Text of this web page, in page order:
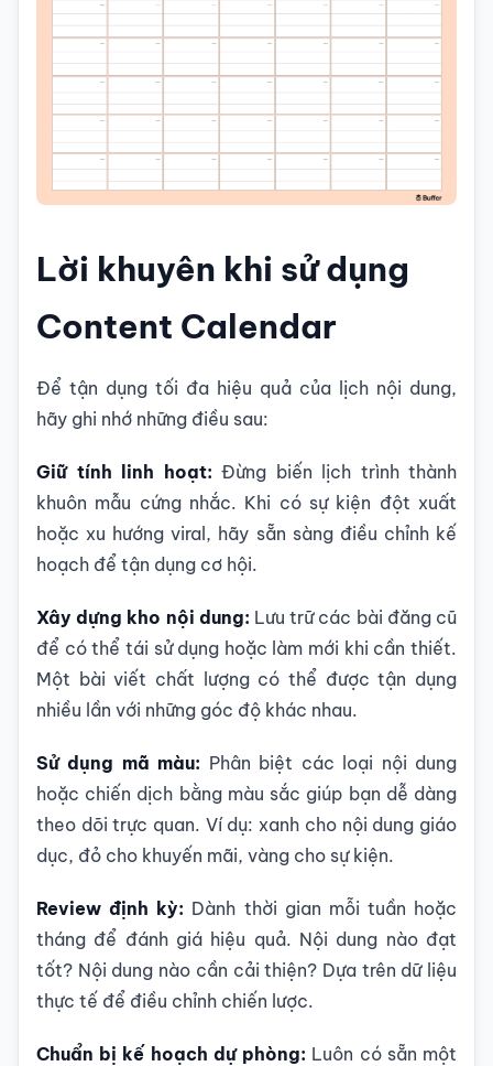
Lời khuyên khi sử dụng
Content Calendar
Để tận dụng tối đa hiệu quả của lịch nội dung,
hãy ghi nhớ những điều sau:
Giữ tính linh hoạt: Đừng biến lịch trình thành
khuôn mẫu cứng nhắc. Khi có sự kiện đột xuất
hoặc xu hướng viral, hãy sẵn sàng điều chỉnh kế
hoạch để tận dụng cơ hội.
Xây dựng kho nội dung: Lưu trữ các bài đăng cũ
để có thể tái sử dụng hoặc làm mới khi cần thiết.
Một bài viết chất lượng có thể được tận dụng
nhiều lần với những góc độ khác nhau.
Sử dụng mã màu: Phân biệt các loại nội dung
hoặc chiến dịch bằng màu sắc giúp bạn dễ dàng
theo dõi trực quan. Ví dụ: xanh cho nội dung giáo
dục, đỏ cho khuyến mãi, vàng cho sự kiện.
Review định kỳ: Dành thời gian mỗi tuần hoặc
tháng để đánh giá hiệu quả. Nội dung nào đạt
tốt? Nội dung nào cần cải thiện? Dựa trên dữ liệu
thực tế để điều chỉnh chiến lược.
Chuẩn bị kế hoạch dự phòng: Luôn có sẵn một